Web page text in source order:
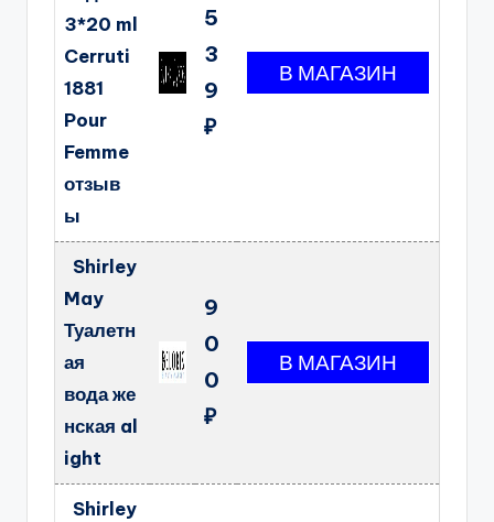
3*20 ml
Cerruti
1881
Pour
Femme
отзыв
ы
5
3
9
₽
Shirley
May
Туалетн
ая
вода же
нская al
ight
9
0
0
₽
Shirley